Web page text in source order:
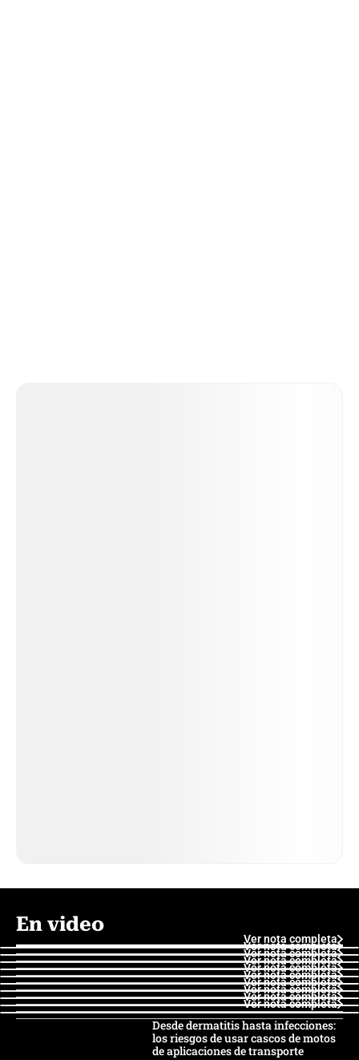
En video
Ver nota completa
Ver nota completa
Ver nota completa
Ver nota completa
Ver nota completa
Ver nota completa
Ver nota completa
Ver nota completa
Ver nota completa
Ver nota completa
Desde dermatitis hasta infecciones:
los riesgos de usar cascos de motos
de aplicaciones de transporte